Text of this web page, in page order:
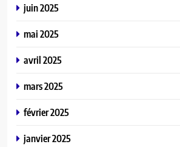
juin 2025
mai 2025
avril 2025
mars 2025
février 2025
janvier 2025